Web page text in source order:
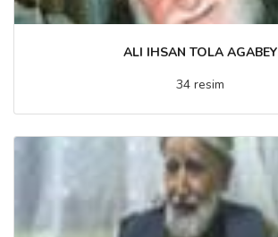
ALI IHSAN TOLA AGABEY
34 resim